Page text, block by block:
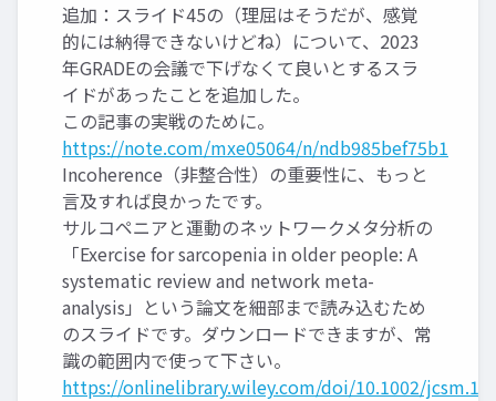
追加：スライド45の（理屈はそうだが、感覚
的には納得できないけどね）について、2023
年GRADEの会議で下げなくて良いとするスラ
イドがあったことを追加した。
この記事の実戦のために。
https://note.com/mxe05064/n/ndb985bef75b1
Incoherence（非整合性）の重要性に、もっと
言及すれば良かったです。
サルコペニアと運動のネットワークメタ分析の
「Exercise for sarcopenia in older people: A
systematic review and network meta-
analysis」という論文を細部まで読み込むため
のスライドです。ダウンロードできますが、常
識の範囲内で使って下さい。
https://onlinelibrary.wiley.com/doi/10.1002/